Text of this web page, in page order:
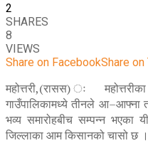
2
SHARES
8
VIEWS
Share on FacebookShare
महोत्तरी,(रासस) ः
गाउँपालिकामध्ये तीनले आ–आफ्ना
भव्य समारोहबीच सम्पन्न भएका
जिल्लाका आम किसानको चासो छ ।